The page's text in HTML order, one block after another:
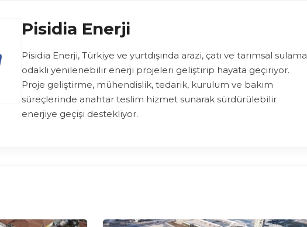
Pisidia Enerji
Pisidia Enerji, Türkiye ve yurtdışında arazi, çatı ve tarımsal sulama
odaklı yenilenebilir enerji projeleri geliştirip hayata geçiriyor.
Proje geliştirme, mühendislik, tedarik, kurulum ve bakım
süreçlerinde anahtar teslim hizmet sunarak sürdürülebilir
enerjiye geçişi destekliyor.